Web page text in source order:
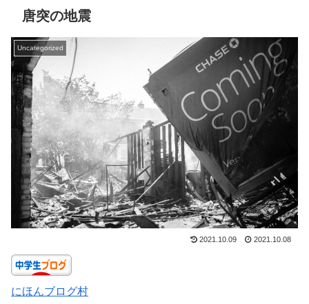
唐突の地震
Uncategorized
2021.10.09 2021.10.08
にほんブログ村